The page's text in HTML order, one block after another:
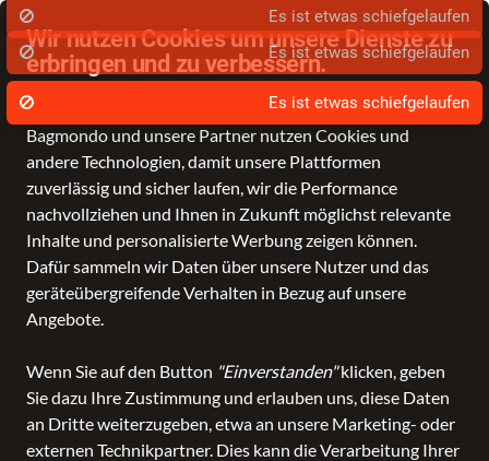
Wir nutzen Cookies um unsere Dienste zu
erbringen und zu verbessern.
Datenschutz - Sie entscheiden!
Bagmondo und unsere Partner nutzen Cookies und
andere Technologien, damit unsere Plattformen
zuverlässig und sicher laufen, wir die Performance
nachvollziehen und Ihnen in Zukunft möglichst relevante
Inhalte und personalisierte Werbung zeigen können.
Dafür sammeln wir Daten über unsere Nutzer und das
geräteübergreifende Verhalten in Bezug auf unsere
Angebote.
Wenn Sie auf den Button "Einverstanden"klicken, geben
Sie dazu Ihre Zustimmung und erlauben uns, diese Daten
an Dritte weiterzugeben, etwa an unsere Marketing- oder
externen Technikpartner. Dies kann die Verarbeitung Ihrer
Schule Reise Business Freizeit Fashion & Lifestyle